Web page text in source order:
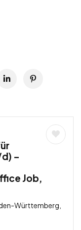
–
Job,
Württemberg,